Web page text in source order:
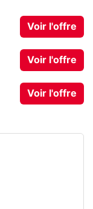
Voir l'offre
Voir l'offre
Voir l'offre